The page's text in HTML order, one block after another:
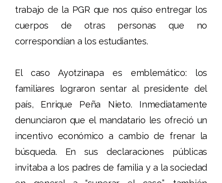
trabajo de la PGR que nos quiso entregar los
cuerpos de otras personas que no
correspondían a los estudiantes.
El caso Ayotzinapa es emblemático: los
familiares lograron sentar al presidente del
país, Enrique Peña Nieto. Inmediatamente
denunciaron que el mandatario les ofreció un
incentivo económico a cambio de frenar la
búsqueda. En sus declaraciones públicas
invitaba a los padres de familia y a la sociedad